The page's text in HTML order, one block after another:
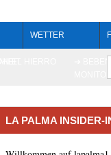
WETTER
LA PALMA INSIDER-